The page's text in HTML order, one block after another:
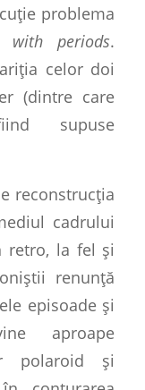
problema
with periods.
celor doi
(dintre care
supuse
reconstrucția
cadrului
retro, la fel și
renunță
episoade și
aproape
polaroid și